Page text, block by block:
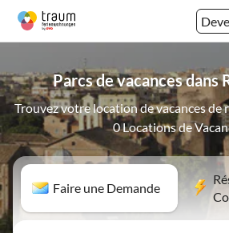
Parcs de vacances dans
Trouvez votre location de vacances de
0 Locations de
Faire une Demande